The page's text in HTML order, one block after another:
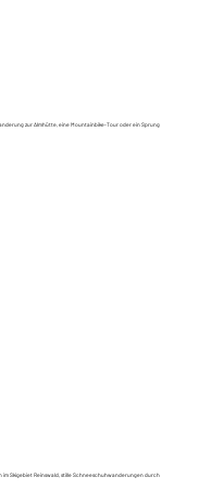
zur Almhütte, eine Mountainbike-Tour oder ein Sprung
im Skigebiet Reinswald, stille Schneeschuhwanderungen durch